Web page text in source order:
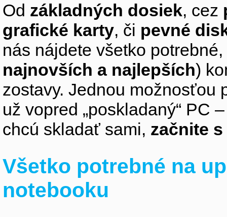
Od základných dosiek, cez
grafické karty, či pevné
nás nájdete všetko
najnovších a najlepších)
zostavy. Jednou možnosťou
už vopred „poskladaný“ PC
chcú skladať sami, začnite
Všetko potrebné na
notebooku